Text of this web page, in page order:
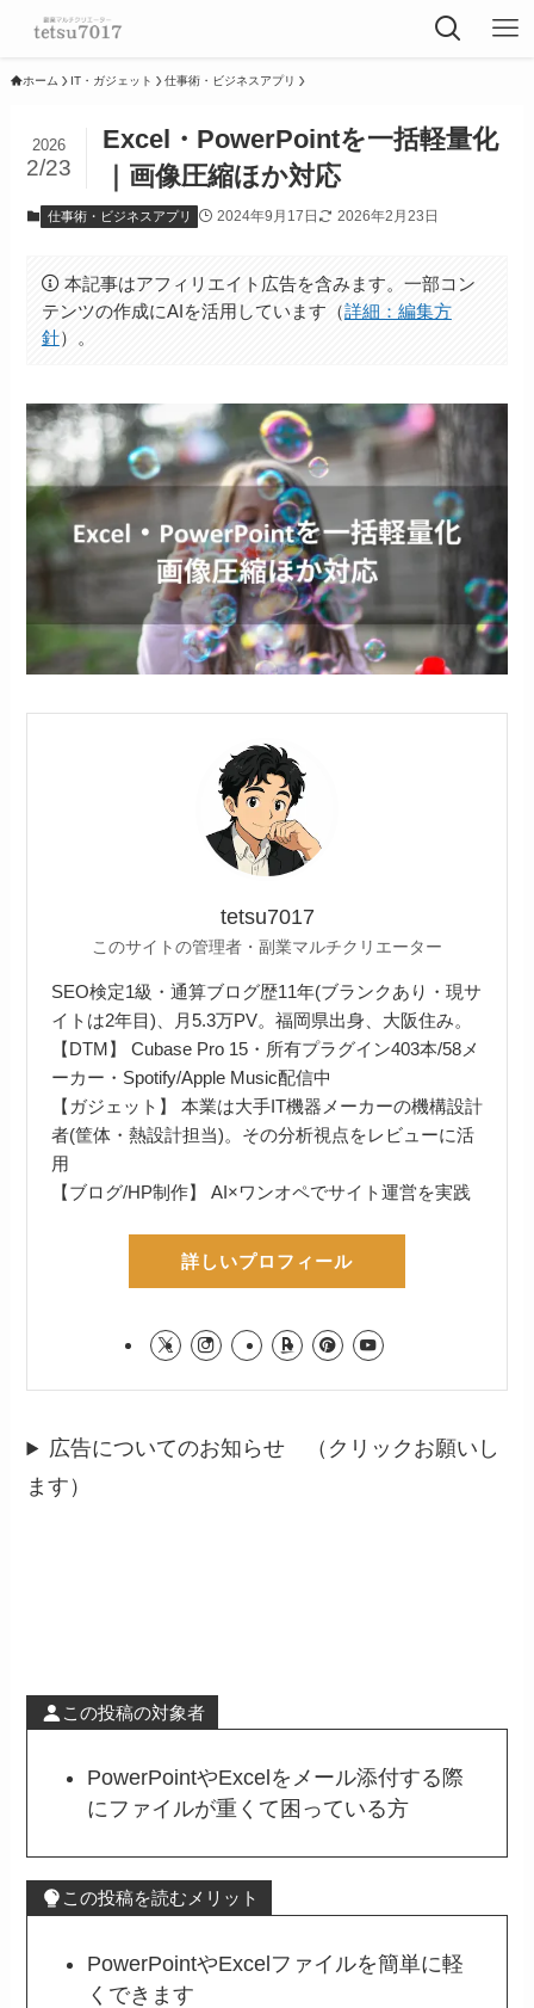
ホーム IT・ガジェット 仕事術・ビジネスアプリ
Excel・PowerPointを一括軽量化
｜画像圧縮ほか対応
2026
2/23
仕事術・ビジネスアプリ 2024年9月17日 2026年2月23日
本記事はアフィリエイト広告を含みます。一部コン
テンツの作成にAIを活用しています（詳細：編集方
針）。
tetsu7017
このサイトの管理者・副業マルチクリエーター
SEO検定1級・通算ブログ歴11年(ブランクあり・現サ
イトは2年目)、月5.3万PV。福岡県出身、大阪住み。
【DTM】 Cubase Pro 15・所有プラグイン403本/58メ
ーカー・Spotify/Apple Music配信中
【ガジェット】 本業は大手IT機器メーカーの機構設計
者(筐体・熱設計担当)。その分析視点をレビューに活
用
【ブログ/HP制作】 AI×ワンオペでサイト運営を実践
詳しいプロフィール
広告についてのお知らせ （クリックお願いし
ます）
この投稿の対象者
PowerPointやExcelをメール添付する際
にファイルが重くて困っている方
この投稿を読むメリット
PowerPointやExcelファイルを簡単に軽
くできます